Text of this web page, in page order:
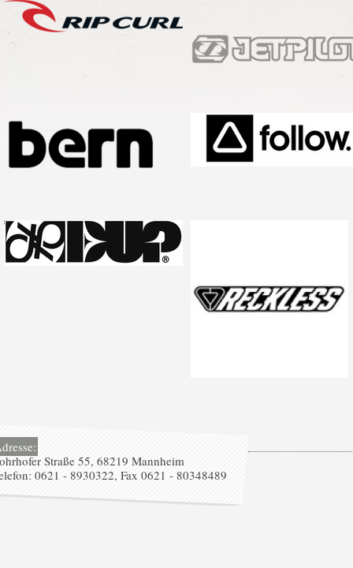
Straße 55, 68219 Mannheim
0621 - 8930322, Fax 0621 - 80348489